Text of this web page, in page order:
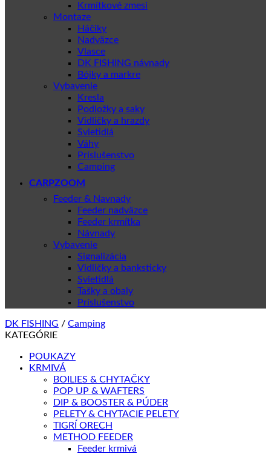
Krmítkové zmesi
Montaze
Háčiky
Nadväzce
Vlasce
DK FISHING návnady
Bójky a markre
Vybavenie
Kresla
Podložky a saky
Vidličky a hrazdy
Svietidlá
Váhy
Príslušenstvo
Camping
CARPZOOM
Feeder & Navnady
Feeder nadväzce
Feeder krmítka
Návnady
Vybavenie
Signalizácia
Vidličky a banksticky
Svietidlá
Tašky a obaly
Príslušenstvo
DK FISHING / Camping
KATEGÓRIE
POUKAZY
KRMIVÁ
BOILIES & CHYTAČKY
POP UP & WAFTERS
DIP & BOOSTER & PÚDER
PELETY & CHYTACIE PELETY
TIGRÍ ORECH
METHOD FEEDER
Feeder krmivá